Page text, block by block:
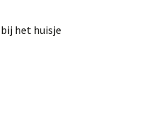
het huisje